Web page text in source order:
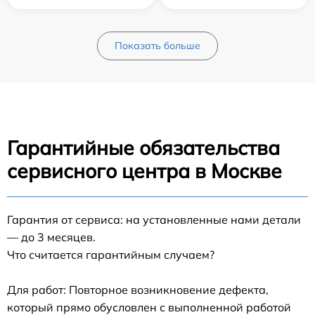
Показать больше
Гарантийные обязательства
сервисного центра в Москве
Гарантия от сервиса: на установленные нами детали
— до 3 месяцев.
Что считается гарантийным случаем?
Для работ: Повторное возникновение дефекта,
который прямо обусловлен с выполненной работой